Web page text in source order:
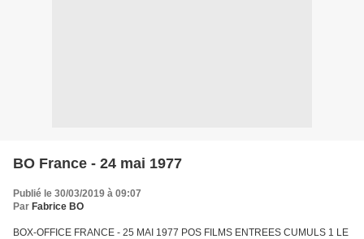
BO France - 24 mai 1977
Publié le 30/03/2019 à 09:07
Par Fabrice BO
BOX-OFFICE FRANCE - 25 MAI 1977 POS FILMS ENTREES CUMULS 1 LE